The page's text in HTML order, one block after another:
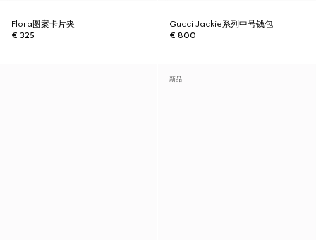
Flora图案卡片夹
€ 325
Gucci Jackie系列中号钱包
€ 800
新品